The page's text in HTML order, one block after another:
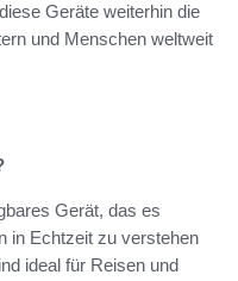
Geräte weiterhin die
und Menschen weltweit
Gerät, das es
in Echtzeit zu verstehen
ideal für Reisen und